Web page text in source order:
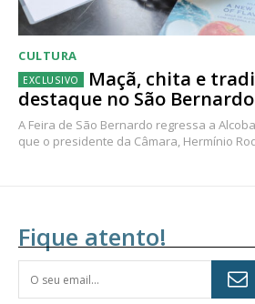
CULTURA
Maçã, chita e
destaque no São Bernardo
A Feira de São Bernardo regressa a
que o presidente da Câmara, Hermínio
Fique atento!